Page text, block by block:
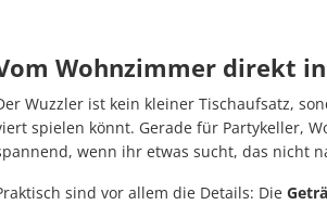
Wohnzimmer direkt
Wuzzler ist kein kleiner Tischaufsatz,
spielen könnt. Gerade für Partykeller,
wenn ihr etwas sucht, das nicht
sind vor allem die Details: Die